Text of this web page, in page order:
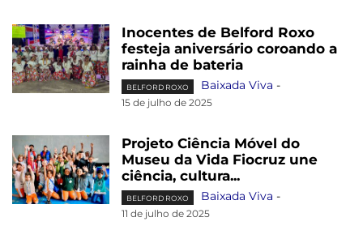
Inocentes de Belford Roxo
festeja aniversário coroando a
rainha de bateria
BELFORD ROXO Baixada Viva -
15 de julho de 2025
Projeto Ciência Móvel do
Museu da Vida Fiocruz une
ciência, cultura...
BELFORD ROXO Baixada Viva -
11 de julho de 2025